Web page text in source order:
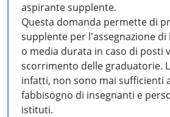
aspirante supplente.
Questa domanda permette di
supplente per l'assegnazione
o media durata in caso di posti
scorrimento delle graduatorie.
infatti, non sono mai sufficienti
fabbisogno di insegnanti e
istituti.